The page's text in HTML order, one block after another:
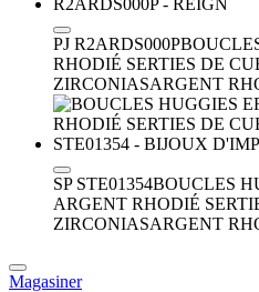
PJ R2ARDS000P
RHODIÉ SERTIES DE
ZIRCONIASARGENT
SP STE01354BOUCLES
ARGENT RHODIÉ
ZIRCONIASARGENT
Magasiner